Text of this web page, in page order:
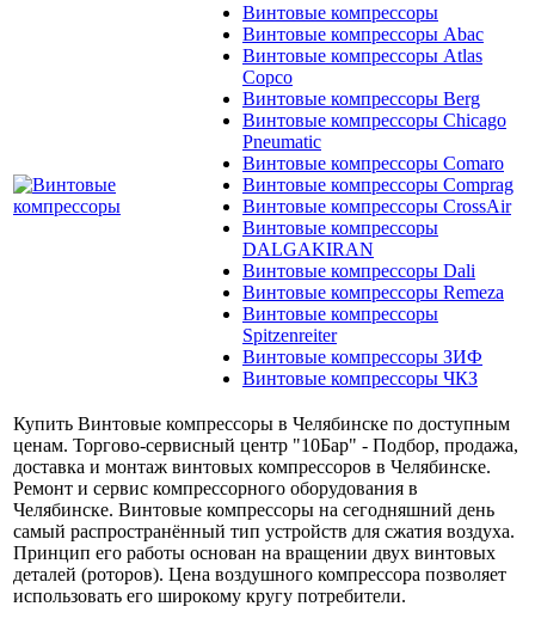
Винтовые компрессоры
Винтовые компрессоры Abac
Винтовые компрессоры Atlas
Copco
Винтовые компрессоры Berg
Винтовые компрессоры Chicago
Pneumatic
Винтовые компрессоры Comaro
Винтовые компрессоры Comprag
Винтовые компрессоры CrossAir
Винтовые компрессоры
DALGAKIRAN
Винтовые компрессоры Dali
Винтовые компрессоры Remeza
Винтовые компрессоры
Spitzenreiter
Винтовые компрессоры ЗИФ
Винтовые компрессоры ЧКЗ
Купить Винтовые компрессоры в Челябинске по доступным
ценам. Торгово-сервисный центр "10Бар" - Подбор, продажа,
доставка и монтаж винтовых компрессоров в Челябинске.
Ремонт и сервис компрессорного оборудования в
Челябинске. Винтовые компрессоры на сегодняшний день
самый распространённый тип устройств для сжатия воздуха.
Принцип его работы основан на вращении двух винтовых
деталей (роторов). Цена воздушного компрессора позволяет
использовать его широкому кругу потребители.